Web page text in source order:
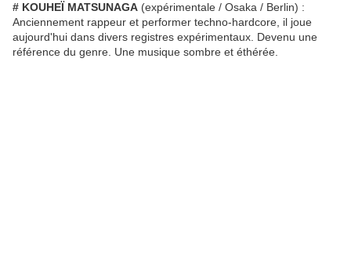
# KOUHEÏ MATSUNAGA (expérimentale / Osaka / Berlin) :
Anciennement rappeur et performer techno-hardcore, il joue
aujourd'hui dans divers registres expérimentaux. Devenu une
référence du genre. Une musique sombre et éthérée.